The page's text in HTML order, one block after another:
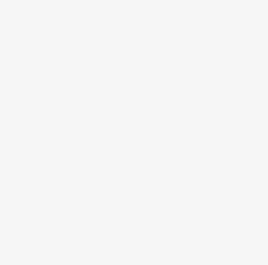
art. 21 RODO, wobec
z prawnie uzasadnionych interesów
W razie wniesienia sprzeciwu,
do przetwarzania, nadrzędnych wobec
się na podstawie zgody osoby na
to nie ma wpływu na zgodność
nadzorczego na niezgodne z prawem
Ochrony Danych Osobowych.